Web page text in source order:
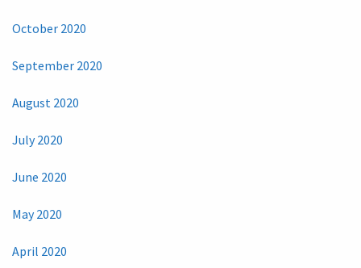
October 2020
September 2020
August 2020
July 2020
June 2020
May 2020
April 2020